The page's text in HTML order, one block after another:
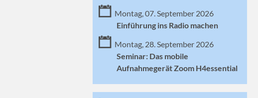
Montag, 07. September 2026
Einführung ins Radio machen
Montag, 28. September 2026
Seminar: Das mobile
Aufnahmegerät Zoom H4essential